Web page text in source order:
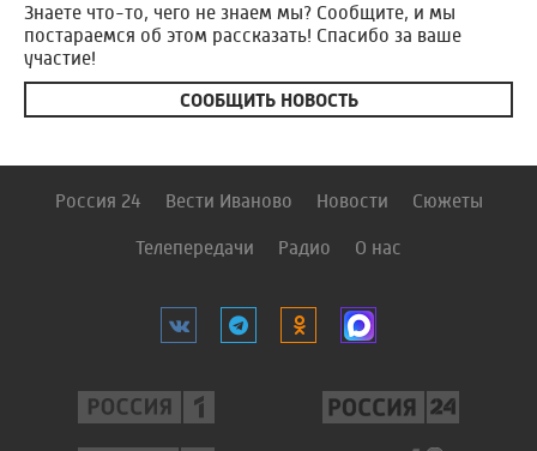
Знаете что-то, чего не знаем мы? Сообщите, и мы
постараемся об этом рассказать! Спасибо за ваше
участие!
СООБЩИТЬ НОВОСТЬ
Россия 24 Вести Иваново Новости Сюжеты
Телепередачи Радио О нас